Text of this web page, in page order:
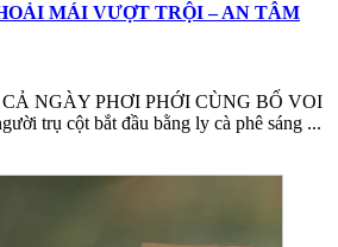
MÁI VƯỢT TRỘI – AN TÂM
NGÀY PHƠI PHỚI CÙNG BỐ VOI
trụ cột bắt đầu bằng ly cà phê sáng ...